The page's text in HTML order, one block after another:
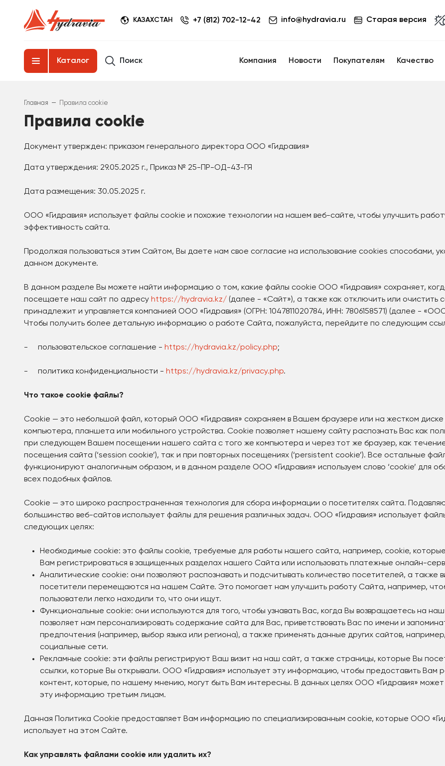
КАЗАХСТАН +7 (812) 702-12-42 info@hydravia.ru Старая версия
Каталог Поиск Компания Новости Покупателям Качество
Главная – Правила cookie
Правила cookie
Документ утвержден: приказом генерального директора ООО «Гидравия»
Дата утверждения: 29.05.2025 г., Приказ № 25-ПР-ОД-43-ГЯ
Дата размещения: 30.05.2025 г.
ООО «Гидравия» использует файлы cookie и похожие технологии на нашем веб-сайте, чтобы улучшить
эффективность сайта.
Продолжая пользоваться этим Сайтом, Вы даете нам свое согласие на использование cookies способами,
данном документе.
В данном разделе Вы можете найти информацию о том, какие файлы cookie ООО «Гидравия» сохраняет,
посещаете наш сайт по адресу https://hydravia.kz/ (далее - «Сайт»), а также как отключить или очистить
принадлежит и управляется компанией ООО «Гидравия» (ОГРН: 1047811020784, ИНН: 7806158571) (далее -
Чтобы получить более детальную информацию о работе Сайта, пожалуйста, перейдите по следующим
- пользовательское соглашение - https://hydravia.kz/policy.php;
- политика конфиденциальности - https://hydravia.kz/privacy.php.
Что такое cookie файлы?
Cookie — это небольшой файл, который ООО «Гидравия» сохраняем в Вашем браузере или на жестком
компьютера, планшета или мобильного устройства. Cookie позволяет нашему сайту распознать Вас как
при следующем Вашем посещении нашего сайта с того же компьютера и через тот же браузер, как
посещения сайта (‘session cookie’), так и при повторных посещениях (‘persistent cookie’). Все остальные
функционируют аналогичным образом, и в данном разделе ООО «Гидравия» используем слово ‘cookie’ для
всех подобных файлов.
Cookie — это широко распространенная технология для сбора информации о посетителях сайта.
большинство веб-сайтов использует файлы для решения различных задач. ООО «Гидравия» использует
следующих целях:
Необходимые cookie: это файлы cookie, требуемые для работы нашего сайта, например, cookie,
Вам регистрироваться в защищенных разделах нашего Сайта или использовать платежные онлайн-
Аналитические cookie: они позволяют распознавать и подсчитывать количество посетителей, а также
посетители перемещаются на нашем Сайте. Это помогает нам улучшить работу Сайта, например,
пользователи легко находили то, что они ищут.
Функциональные cookie: они используются для того, чтобы узнавать Вас, когда Вы возвращаетесь на
позволяет нам персонализировать содержание сайта для Вас, приветствовать Вас по имени и
предпочтения (например, выбор языка или региона), а также применять данные других сайтов,
социальные сети.
Рекламные cookie: эти файлы регистрируют Ваш визит на наш сайт, а также страницы, которые Вы
ссылки, которые Вы открывали. ООО «Гидравия» использует эту информацию, чтобы предоставить Вам
контент, которые, по нашему мнению, могут быть Вам интересны. В данных целях ООО «Гидравия»
эту информацию третьим лицам.
Данная Политика Cookie предоставляет Вам информацию по специализированным cookie, которые ООО
использует на этом Сайте.
Как управлять файлами cookie или удалить их?